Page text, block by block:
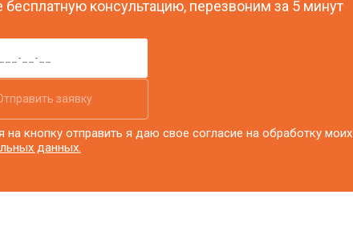
бесплатную консультацию, перезвоним за 5 минут
заявку
на кнопку отправить я даю свое согласие на обработку моих
данных.